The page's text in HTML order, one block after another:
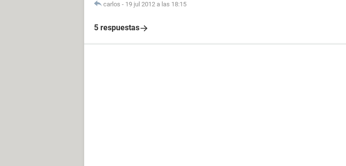
carlos - 19 jul 2012 a las 18:15
5 respuestas